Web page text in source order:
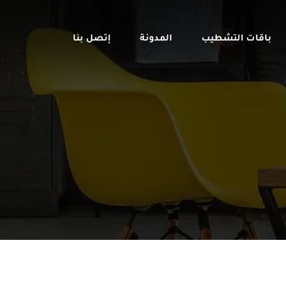
باقات التشطيب المدونة إتصل بنا